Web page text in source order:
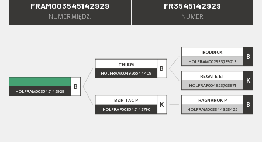
FRAM003545142929
NUMER MIĘDZ.
FR3545142929
NUMER
-
HOLFRAM003545142929
B
THIEM
HOLFRAM004926544409
B
BZH TAC P
HOLFRAF003545142790 K
RODDICK
HOLFRAM002933739213
B
REGATE ET
HOLFRAF004953768971
K
RAGNAROK P
HOLFRAM008844358425 B